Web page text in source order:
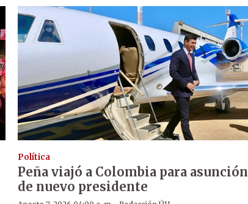
Política
Peña viajó a Colombia para asunción
de nuevo presidente